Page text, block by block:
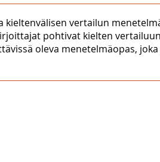
vertailun
pohtivat kielten
oleva menetelmäopas,